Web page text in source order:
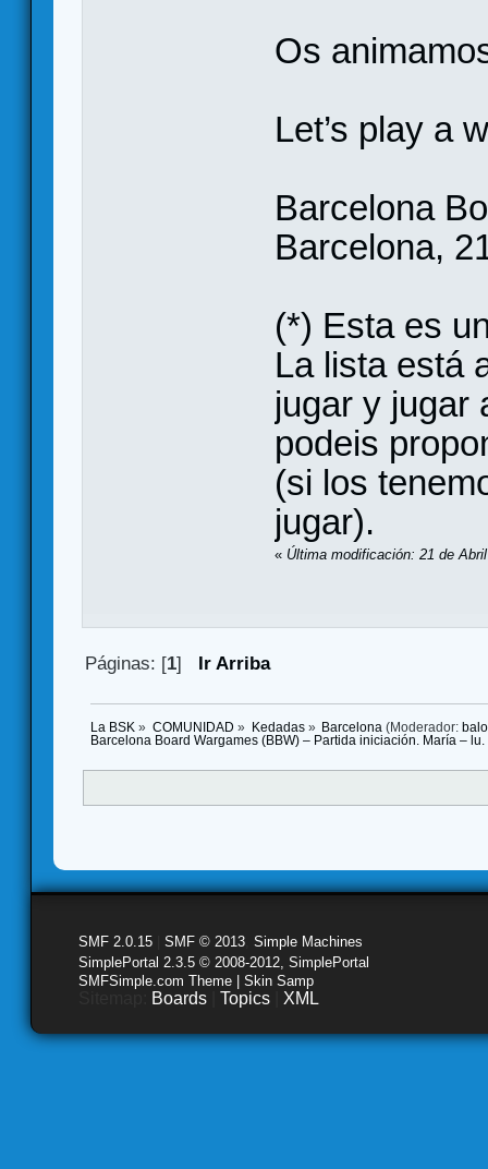
Os
Let’s play a
Barcelona
Barcelona,
(*) Esta es
La lista está
jugar y jugar
podeis
(si los
jugar).
« Última modificación: 21 de
Páginas: [1] Ir Arriba
La BSK » COMUNIDAD » Kedadas» Barcelona (Moderador:
Barcelona Board Wargames (BBW) – Partida iniciación. María –
SMF 2.0.15 SMF © 2013 Simple Machines
SimplePortal 2.3.5 © 2008-2012, SimplePortal
SMFSimple.com Theme | Skin Samp
Boards Topics XML